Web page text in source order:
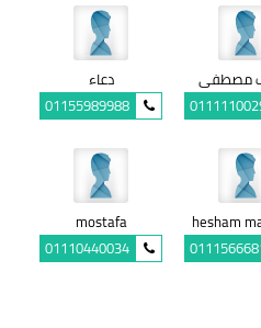
مصطفى
دعاء
01155989988
hesham
mostafa
01110440034